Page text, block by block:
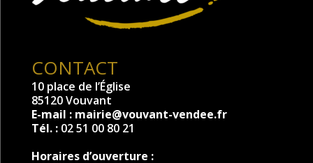
CONTACT
10 place de l’Église
85120 Vouvant
E-mail : mairie@vouvant-vendee.fr
Tél. : 02 51 00 80 21
Horaires d’ouverture :